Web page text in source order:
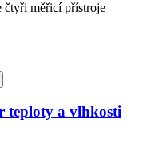
čtyři měřicí přístroje
teploty a vlhkosti